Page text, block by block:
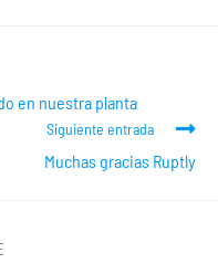
en nuestra planta
Siguiente entrada
Muchas gracias Ruptly